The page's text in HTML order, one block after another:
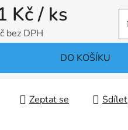
Kč/ ks
bez DPH
DO KOŠÍKU
Zeptat se Sdílet